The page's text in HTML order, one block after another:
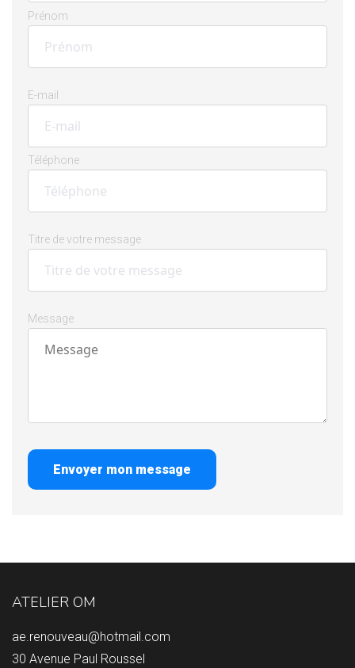
Prénom
E-mail
Téléphone
Titre de votre message
Message
Envoyer mon message
ATELIER OM
ae.renouveau@hotmail.com
30 Avenue Paul Roussel